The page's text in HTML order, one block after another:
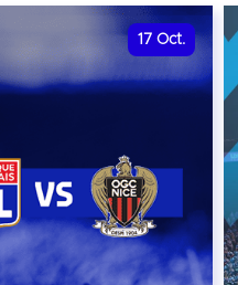
17 Oct.